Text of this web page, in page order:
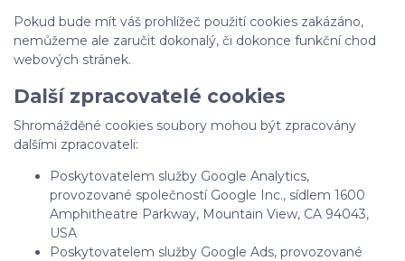
Pokud bude mít váš prohlížeč použití cookies zakázáno,
nemůžeme ale zaručit dokonalý, či dokonce funkční chod
webových stránek.
Další zpracovatelé cookies
Shromážděné cookies soubory mohou být zpracovány
dalšími zpracovateli:
Poskytovatelem služby Google Analytics,
provozované společností Google Inc., sídlem 1600
Amphitheatre Parkway, Mountain View, CA 94043,
USA
Poskytovatelem služby Google Ads, provozované